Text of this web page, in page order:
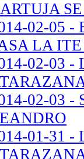
02-05 -
LA
02-03 -
02-03 -
01-31 -